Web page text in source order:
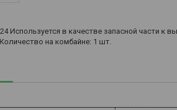
Используется в качестве запасной части
на комбайне: 1 шт.